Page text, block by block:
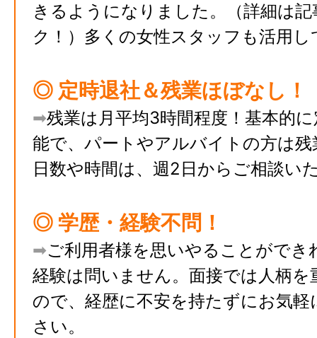
きるようになりました。（詳細は
ク！）​ 多くの女性スタッフも活用
◎ 定時退社＆残業ほぼなし！
➡︎残業は月平均3時間程度！ 基本的
能で、パートやアルバイトの方は残
日数や時間は、週2日からご相談い
◎ 学歴・経験不問！
➡︎ご利用者様を思いやることができ
経験は問いません。面接では人柄を
ので、経歴に不安を持たずにお気軽
さい。